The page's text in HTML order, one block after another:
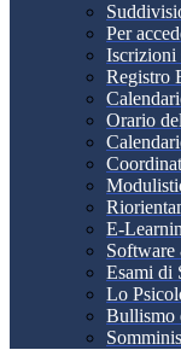
Per
Iscrizioni
Registro
Orario
E-
Software
Esami di
Lo
Bullismo